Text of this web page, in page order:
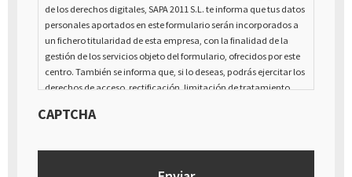
de los derechos digitales, SAPA 2011 S.L. te informa que tus datos
personales aportados en este formulario serán incorporados a
un fichero titularidad de esta empresa, con la finalidad de la
gestión de los servicios objeto del formulario, ofrecidos por este
centro. También se informa que, si lo deseas, podrás ejercitar los
derechos de acceso, rectificación, limitación de tratamiento,
de carácter personal, así como a la retirada del consentimiento
dirigido a la dirección Calle Italia núm. 1 Alfaz del Pí (03580),
CAPTCHA